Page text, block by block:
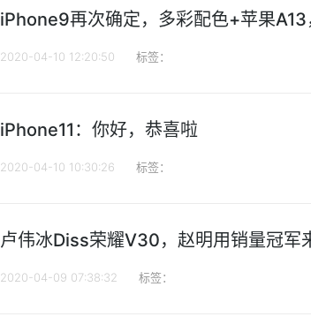
iPhone9再次确定，多彩配色+苹果A13
2020-04-10 12:20:50 标签：
iPhone11：你好，恭喜啦
2020-04-10 10:30:26 标签：
卢伟冰Diss荣耀V30，赵明用销量冠军
2020-04-09 07:38:32 标签：